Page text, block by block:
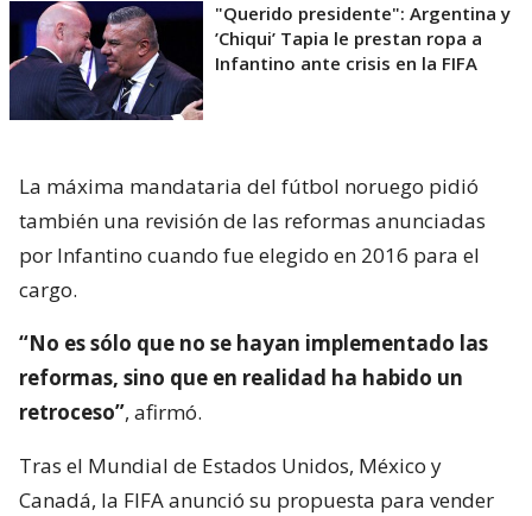
"Querido presidente": Argentina y
’Chiqui’ Tapia le prestan ropa a
Infantino ante crisis en la FIFA
La máxima mandataria del fútbol noruego pidió
también una revisión de las reformas anunciadas
por Infantino cuando fue elegido en 2016 para el
cargo.
“No es sólo que no se hayan implementado las
reformas, sino que en realidad ha habido un
retroceso”, afirmó.
Tras el Mundial de Estados Unidos, México y
Canadá, la FIFA anunció su propuesta para vender